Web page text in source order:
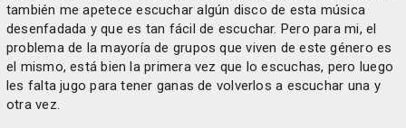
también me apetece escuchar algún disco de esta música
desenfadada y que es tan fácil de escuchar. Pero para mi, el
problema de la mayoría de grupos que viven de este género es
el mismo, está bien la primera vez que lo escuchas, pero luego
les falta jugo para tener ganas de volverlos a escuchar una y
otra vez.